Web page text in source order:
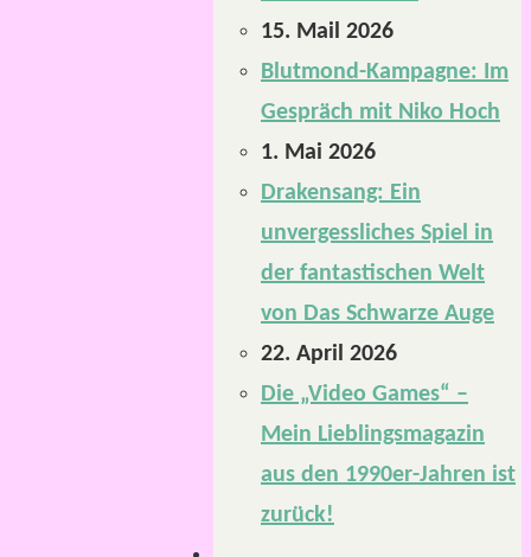
15. Mail 2026
Blutmond-Kampagne: Im
Gespräch mit Niko Hoch
1. Mai 2026
Drakensang: Ein
unvergessliches Spiel in
der fantastischen Welt
von Das Schwarze Auge
22. April 2026
Die „Video Games“ –
Mein Lieblingsmagazin
aus den 1990er-Jahren ist
zurück!